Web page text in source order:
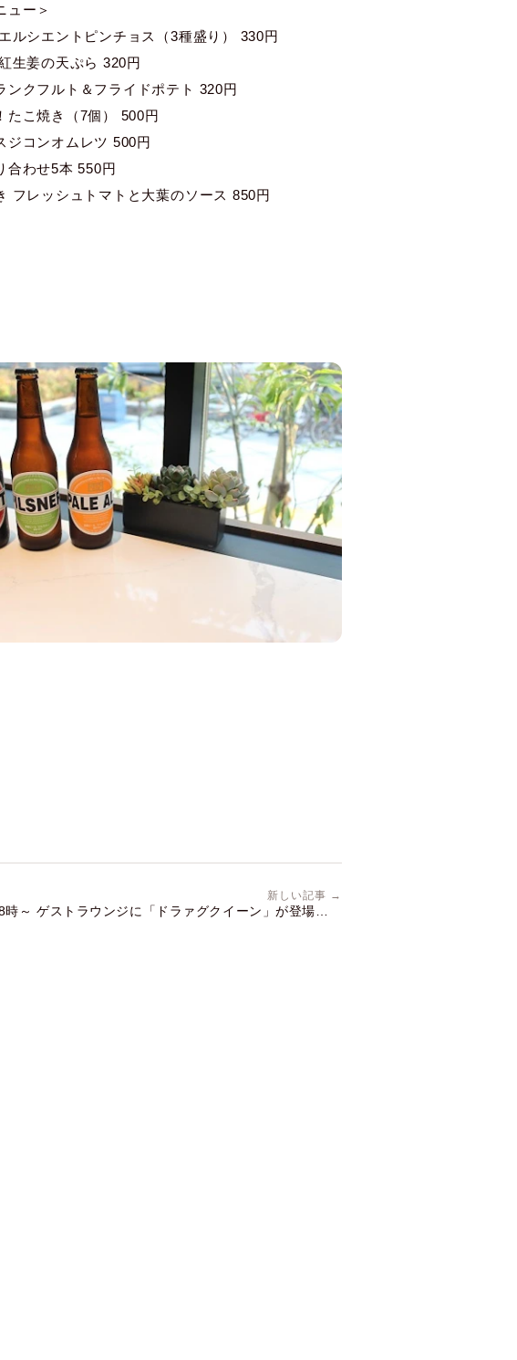
ュー＞
ルシエントピンチョス（3種盛り） 330円
生姜の天ぷら 320円
ンクフルト＆フライドポテト 320円
たこ焼き（7個） 500円
ジコンオムレツ 500円
合わせ5本 550円
フレッシュトマトと大葉のソース 850円
新しい記事 →
～ ゲストラウンジに「ドラァグクイーン」が登場しま